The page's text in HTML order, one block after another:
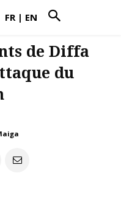
FR | EN
de Diffa
du